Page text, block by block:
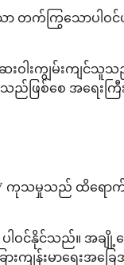
သောပါဝင်ပစ္စည်
ေးဝါးကျွမ်းက
စ်စေ အရေးကြီ
သမှုသည် ထိရောက်သေ
ျား ပါဝင်နိုင်သည်။
န်းမာရေးအခြေ